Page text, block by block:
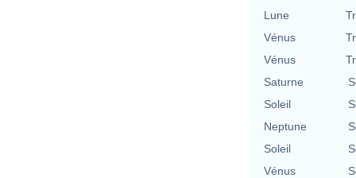
Lune
Vénus
Vénus
Saturne
Soleil
Neptune
Soleil
Vénus